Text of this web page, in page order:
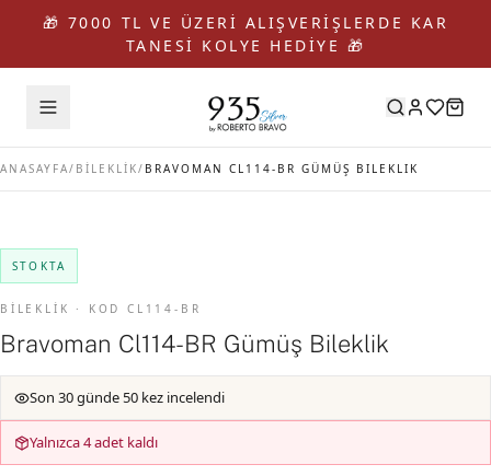
🎁 7000 TL VE ÜZERİ ALIŞVERİŞLERDE KAR
TANESİ KOLYE HEDİYE 🎁
ANASAYFA/ BİLEKLİK/ BRAVOMAN CL114-BR GÜMÜŞ BILEKLIK
STOKTA
BİLEKLİK · KOD CL114-BR
Bravoman Cl114-BR Gümüş Bileklik
Son 30 günde 50 kez incelendi
Yalnızca 4 adet kaldı